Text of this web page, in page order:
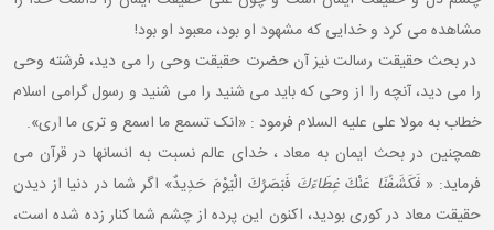
مشاهده می کرد و خدایی که مشهود او بود، معبود او بود!
در بحث حقیقت رسالت نیز آن حضرت حقیقت وحی را می دید، فرشته وحی
را می دید، آنچه را از وحی که باید می شنید را می شنید و رسول گرامی اسلام
خطاب به مولا علی علیه السلام فرمود : «انک تسمع ما اسمع و تری ما اری».
همچنین در بحث ایمان به معاد ، خدای عالم نسبت به انسانها در قرآن می
فرماید: «فَكَشَفْنَاعَنْكَغِطَاءَكَفَبَصَرُكَ الْيَوْمَ حَدِيدٌ» اگر شما در دنیا از دیدن
حقیقت معاد در کوری بودید، اکنون این پرده از چشم شما کنار زده شده است،